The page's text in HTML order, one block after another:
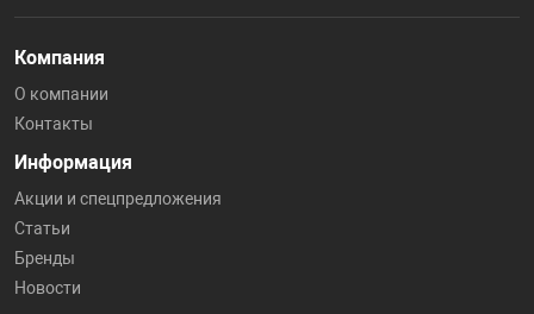
Компания
О компании
Контакты
Информация
Акции и спецпредложения
Статьи
Бренды
Новости